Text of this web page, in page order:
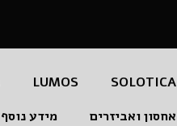
SOLOTICA
LUMOS
אחסון ואביזרים
מידע נוסף